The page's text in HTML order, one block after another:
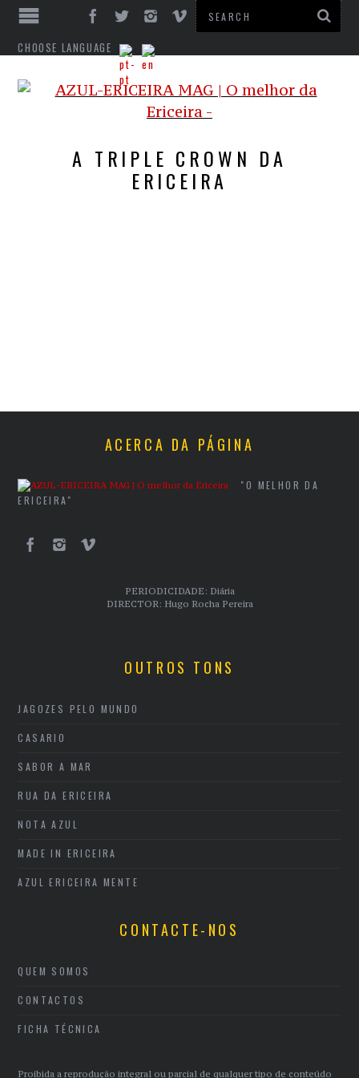
CHOOSE LANGUAGE
A TRIPLE CROWN DA
ERICEIRA
ACERCA DA PÁGINA
"O MELHOR DA
ERICEIRA"
PERIODICIDADE: Diária
DIRECTOR: Hugo Rocha Pereira
OUTROS TONS
JAGOZES PELO MUNDO
CASARIO
SABOR A MAR
RUA DA ERICEIRA
NOTA AZUL
MADE IN ERICEIRA
AZUL ERICEIRA MENTE
CONTACTE-NOS
QUEM SOMOS
CONTACTOS
FICHA TÉCNICA
Proibida a reprodução integral ou parcial de qualquer tipo de conteúdo